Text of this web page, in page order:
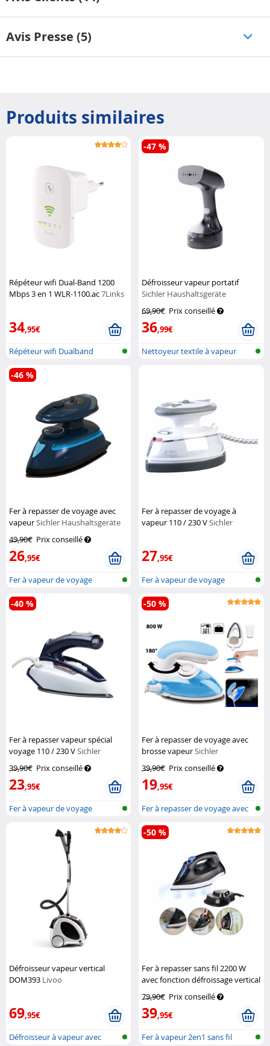
Avis Presse (5)
Produits similaires
Répéteur wifi Dual-Band 1200
Mbps 3 en 1 WLR-1100.ac7Links
34,95€
Répéteur wifi Dualband
Défroisseur vapeur portatif
Sichler Haushaltsgeräte
69,90€ Prix conseillé
36,99€
-47 %
Nettoyeur textile à vapeur
Fer à repasser de voyage avec
vapeurSichler Haushaltsgeräte
49,90€ Prix conseillé
26,95€
-46 %
Fer à vapeur de voyage
Fer à repasser de voyage à
vapeur 110 / 230 VSichler
27,95€
Fer à vapeur de voyage
Fer à repasser vapeur spécial
voyage 110 / 230 VSichler
39,90€ Prix conseillé
23,95€
-40 %
Fer à vapeur de voyage
Fer à repasser de voyage avec
brosse vapeurSichler
39,90€ Prix conseillé
19,95€
-50 %
Fer à repasser de voyage avec
bross...
Défroisseur vapeur vertical
DOM393 Livoo
69,95€
Défroisseur à vapeur avec
Fer à repasser sans fil 2200 W
avec fonction défroissage vertical
Sichler Haushaltsgeräte
79,90€ Prix conseillé
39,95€
-50 %
Fer à vapeur 2en1 sans fil